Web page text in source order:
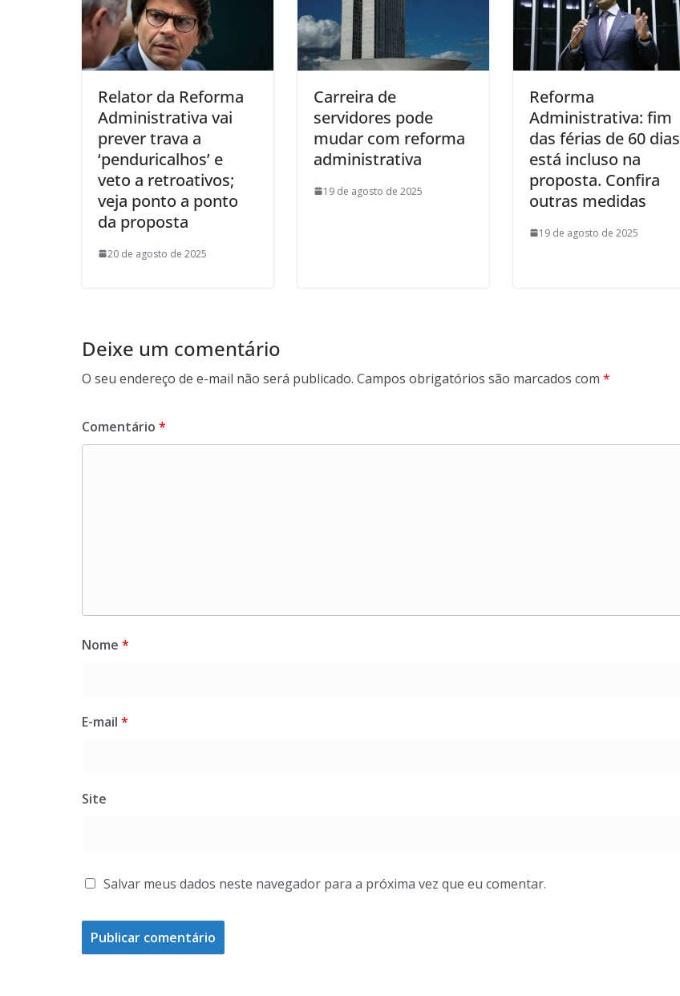
Relator da Reforma
Administrativa vai
prever trava a
‘penduricalhos’ e
veto a retroativos;
veja ponto a ponto
da proposta
20 de agosto de 2025
Carreira de
servidores pode
mudar com reforma
administrativa
19 de agosto de 2025
Reforma
Administrativa: fim
das férias de 60 dias
está incluso na
proposta. Confira
outras medidas
19 de agosto de 2025
Deixe um comentário
O seu endereço de e-mail não será publicado. Campos obrigatórios são marcados com *
Comentário *
Nome *
E-mail *
Site
Salvar meus dados neste navegador para a próxima vez que eu comentar.